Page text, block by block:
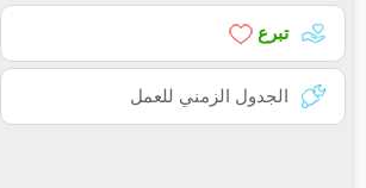
تبرع
الجدول الزمني للعمل